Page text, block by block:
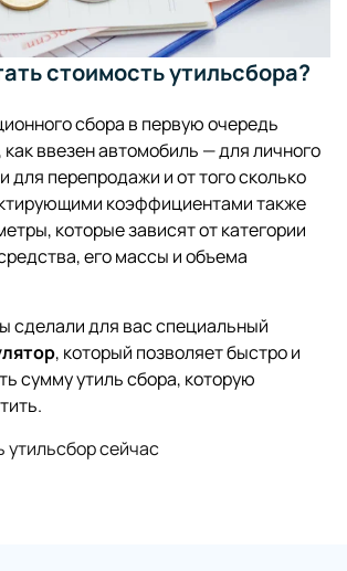
стоимость утильсбора?
сбора в первую очередь
как ввезен автомобиль — для личного
для перепродажи и от того сколько
коэффициентами также
которые зависят от категории
его массы и объема
сделали для вас специальный
, который позволяет быстро и
сумму утиль сбора, которую
утильсбор сейчас